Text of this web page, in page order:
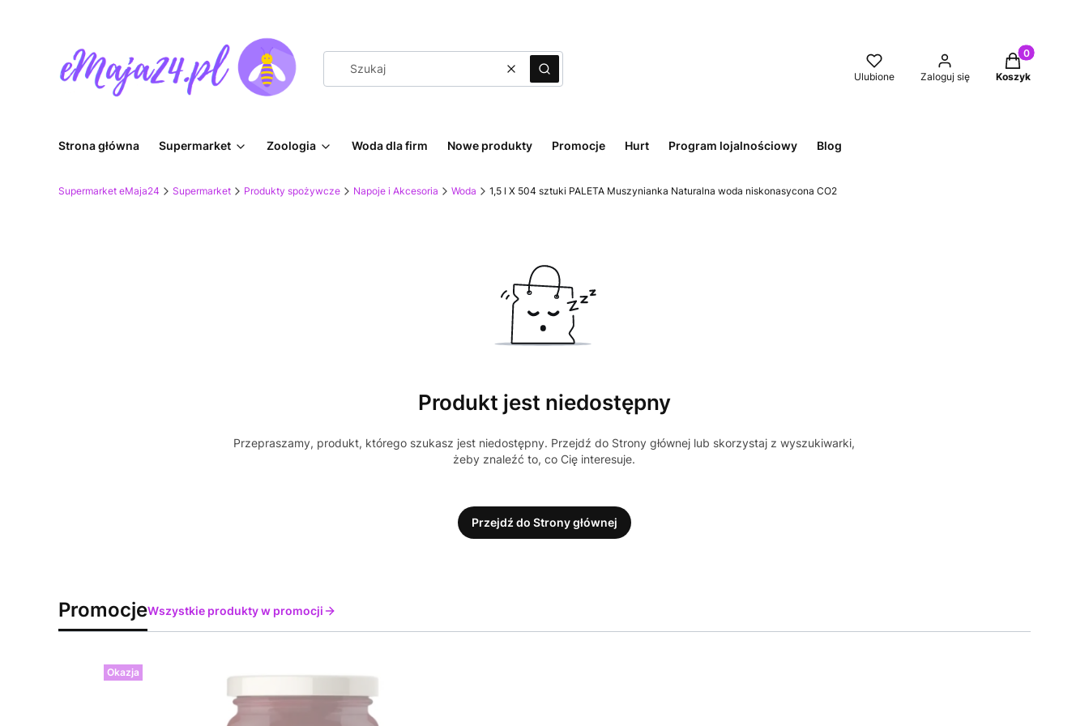
WyczyśćSzukaj Ulubione Zaloguj się
Produkty w
Koszyk
Strona główna Supermarket Zoologia Woda dla firm Nowe produkty Promocje Hurt Program lojalnościowy Blog
Supermarket eMaja24 Supermarket Produkty spożywcze Napoje i Akcesoria Woda 1,5 l X 504 sztuki PALETA Muszynianka Naturalna woda niskonasycona CO2
Produkt jest niedostępny
Przepraszamy, produkt, którego szukasz jest niedostępny. Przejdź do Strony głównej lub skorzystaj z wyszukiwarki,
żeby znaleźć to, co Cię interesuje.
Przejdź do Strony głównej
PromocjeWszystkie produkty w promocji
Okazja